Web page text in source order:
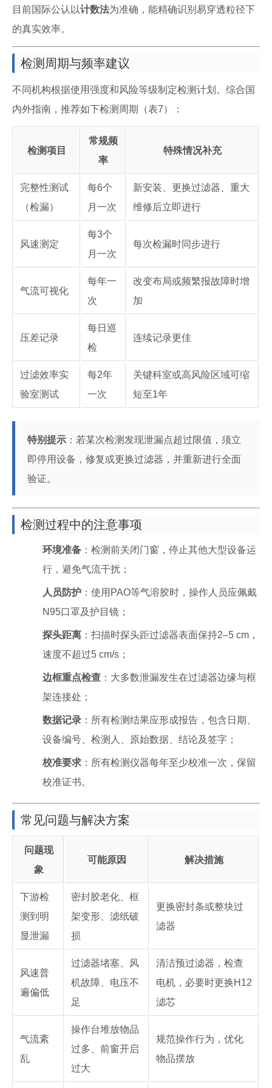
目前国际公认以计数法为准确，能精确识别易穿透粒径下
的真实效率。
检测周期与频率建议
不同机构根据使用强度和风险等级制定检测计划。综合国
内外指南，推荐如下检测周期（表7）：
检测项目
常规频
率
特殊情况补充
完整性测试
（检漏）
每6个
月一次
新安装、更换过滤器、重大
维修后立即进行
风速测定
每3个
月一次
每次检漏时同步进行
气流可视化
每年一
次
改变布局或频繁报故障时增
加
压差记录
每日巡
检
连续记录更佳
过滤效率实
验室测试
每2年
一次
关键科室或高风险区域可缩
短至1年
特别提示 ：若某次检测发现泄漏点超过限值，须立
即停用设备，修复或更换过滤器，并重新进行全面
验证。
检测过程中的注意事项
环境准备 ：检测前关闭门窗，停止其他大型设备运
行，避免气流干扰；
人员防护 ：使用PAO等气溶胶时，操作人员应佩戴
N95口罩及护目镜；
探头距离 ：扫描时探头距过滤器表面保持2–5 cm，
速度不超过5 cm/s；
边框重点检查 ：大多数泄漏发生在过滤器边缘与框
架连接处；
数据记录 ：所有检测结果应形成报告，包含日期、
设备编号、检测人、原始数据、结论及签字；
校准要求 ：所有检测仪器每年至少校准一次，保留
校准证书。
常见问题与解决方案
问题现
象
可能原因 解决措施
下游检
测到明
显泄漏
密封胶老化、框
架变形、滤纸破
损
更换密封条或整块过
滤器
风速普
遍偏低
过滤器堵塞、风
机故障、电压不
足
清洁预过滤器，检查
电机，必要时更换H12
滤芯
气流紊
乱
操作台堆放物品
过多、前窗开启
过大
规范操作行为，优化
物品摆放